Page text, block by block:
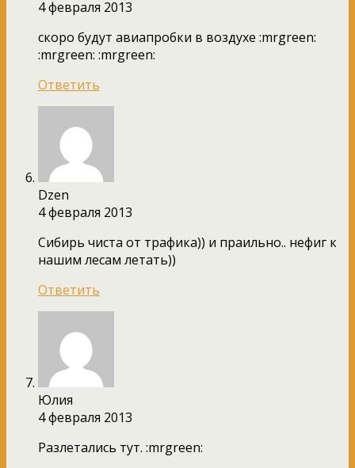
4 февраля 2013
скоро будут авиапробки в воздухе :mrgreen:
:mrgreen: :mrgreen:
Ответить
Dzen
4 февраля 2013
Сибирь чиста от трафика)) и праильно.. нефиг к
нашим лесам летать))
Ответить
Юлия
4 февраля 2013
Разлетались тут. :mrgreen: